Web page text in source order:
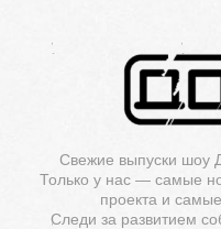
Свежие выпуски шоу
Только у нас — самые
проекта и
Следи за развитием